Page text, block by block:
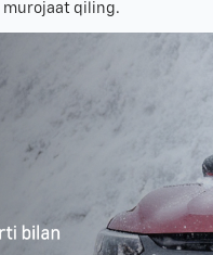
murojaat qiling.